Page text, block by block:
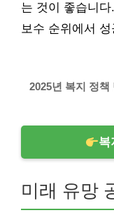
는 것이 좋습니
보수 순위에서
2025년 복지 정책
복
미래 유망